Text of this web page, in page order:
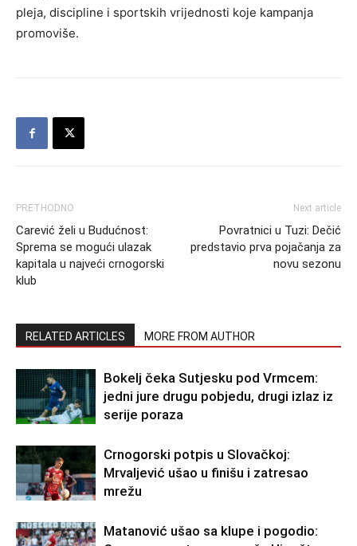
pleja, discipline i sportskih vrijednosti koje kampanja
promoviše.
PRETHODNO
Carević želi u Budućnost:
Sprema se mogući ulazak
kapitala u najveći crnogorski
klub
Next article
Povratnici u Tuzi: Dečić
predstavio prva pojačanja za
novu sezonu
RELATED ARTICLES MORE FROM AUTHOR
Bokelj čeka Sutjesku pod Vrmcem:
jedni jure drugu pobjedu, drugi izlaz iz
serije poraza
Crnogorski potpis u Slovačkoj:
Mrvaljević ušao u finišu i zatresao
mrežu
Matanović ušao sa klupe i pogodio: